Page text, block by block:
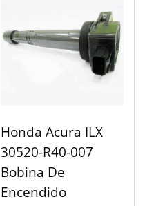
Honda Acura ILX
30520-R40-007
Bobina De
Encendido